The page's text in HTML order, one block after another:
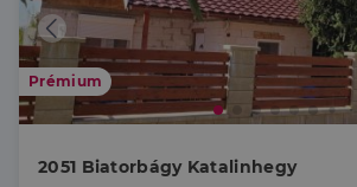
Prémium
2051 Biatorbágy Katalinhegy